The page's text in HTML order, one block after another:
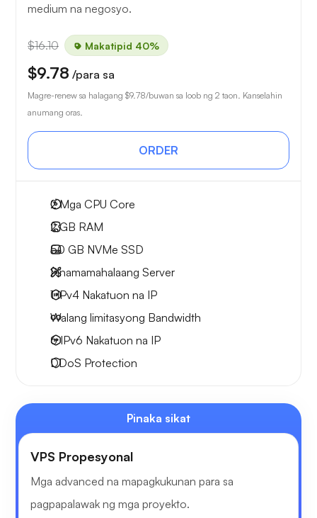
medium na negosyo.
$16.10 Makatipid 40%
$9.78 /para sa
Magre-renew sa halagang $9.78/buwan sa loob ng 2 taon. Kanselahin
anumang oras.
ORDER
2Mga CPU Core
2 GB RAM
50 GB NVMe SSD
Pinamamahalaang Server
1 IPv4 Nakatuon na IP
Walang limitasyong Bandwidth
6 IPv6 Nakatuon na IP
DDoS Protection
Pinaka sikat
VPS Propesyonal
Mga advanced na mapagkukunan para sa
pagpapalawak ng mga proyekto.